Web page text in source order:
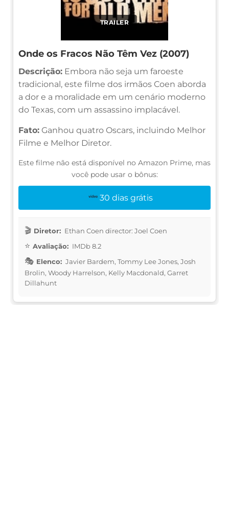
TRAILER
Onde os Fracos Não Têm Vez (2007)
Descrição: Embora não seja um faroeste
tradicional, este filme dos irmãos Coen aborda
a dor e a moralidade em um cenário moderno
do Texas, com um assassino implacável.
Fato: Ganhou quatro Oscars, incluindo Melhor
Filme e Melhor Diretor.
Este filme não está disponível no Amazon Prime, mas
você pode usar o bônus:
30 dias grátis
Diretor: Ethan Coen director: Joel Coen
Avaliação: IMDb 8.2
Elenco: Javier Bardem, Tommy Lee Jones, Josh
Brolin, Woody Harrelson, Kelly Macdonald, Garret
Dillahunt